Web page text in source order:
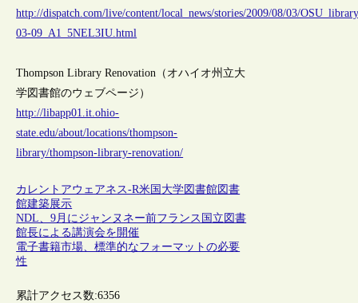
http://dispatch.com/live/content/local_news/stories/2009/08/03/
03-09_A1_5NEL3IU.html
Thompson Library Renovation（オハイオ州立大
学図書館のウェブページ）
http://libapp01.it.ohio-
state.edu/about/locations/thompson-
library/thompson-library-renovation/
カレントアウェアネス-R米国 大学図書館図書
館建築展示
NDL、9月にジャンヌネー前フランス国立図書
館長による講演会を開催
電子書籍市場、標準的なフォーマットの必要
性
累計アクセス数:6356